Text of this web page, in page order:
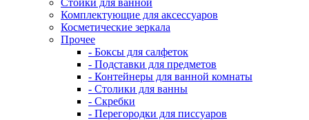
Стойки для ванной
Комплектующие для аксессуаров
Косметические зеркала
Прочее
- Боксы для салфеток
- Подставки для предметов
- Контейнеры для ванной комнаты
- Столики для ванны
- Скребки
- Перегородки для писсуаров